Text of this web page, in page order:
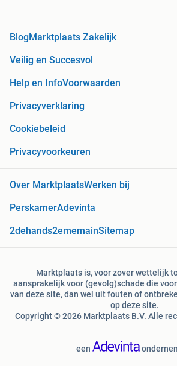
Blog Marktplaats Zakelijk
Veilig en Succesvol
Help en InfoVoorwaarden
Privacyverklaring
Cookiebeleid
Privacyvoorkeuren
Over MarktplaatsWerken bij
PerskamerAdevinta
2dehands2ememainSitemap
Marktplaats is, voor zover wettelijk
aansprakelijk voor (gevolg)schade die
van deze site, dan wel uit fouten of
op deze site.
Copyright © 2026 Marktplaats B.V. Alle
een